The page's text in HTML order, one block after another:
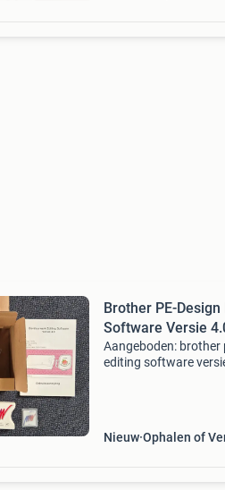
Brother PE-
Software Versie
Aangeboden:
editing software
Nieuw Ophalen of